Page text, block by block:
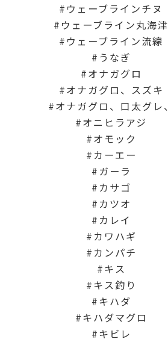
ウェーブラインチヌ
ウェーブライン丸海津
ウェーブライン流線
うなぎ
オナガグロ
オナガグロ、スズキ
オナガグロ、口太グレ、
オニヒラアジ
オモック
カーエー
ガーラ
カサゴ
カツオ
カレイ
カワハギ
カンパチ
キス
キス釣り
キハダ
キハダマグロ
キビレ